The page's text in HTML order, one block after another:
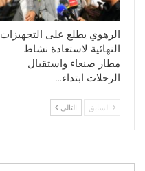
الرهوي يطلع على التجهيزات
النهائية لاستعادة نشاط
مطار صنعاء واستقبال
الرحلات ابتداء…
السابق التالي